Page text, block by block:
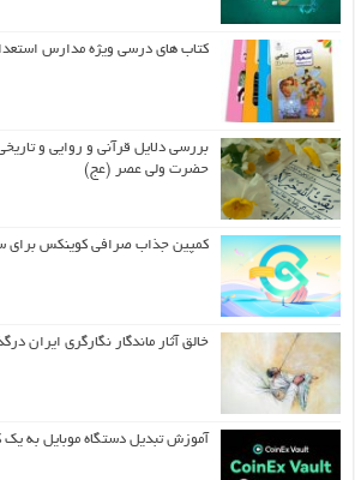
کتاب های درسی ویژه مدارس
بررسی دلایل قرآنی و روایی و
حضرت ولی عصر (عج)
کمپین جذاب صرافی کوینکس برای
خالق آثار ماندگار نگارگری ایران
آموزش تبدیل دستگاه موبایل به